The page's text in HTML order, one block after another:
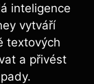
inteligence
vytváří
textových
a přivést